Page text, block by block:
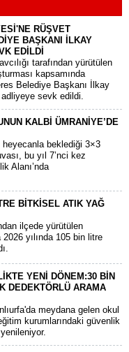
RÜŞVET
BAŞKANI İLKAY
EDİLDİ
tarafından yürütülen
kapsamında
Belediye Başkanı İlkay
adliyeye sevk edildi.
KALBİ ÜMRANİYE’DE
heyecanla beklediği 3×3
bu yıl 7’nci kez
Alanı’nda
BİTKİSEL ATIK YAĞ
ilçede yürütülen
yılında 105 bin litre
YENİ DÖNEM:30 BİN
DEDEKTÖRLÜ ARAMA
meydana gelen okul
kurumlarındaki güvenlik